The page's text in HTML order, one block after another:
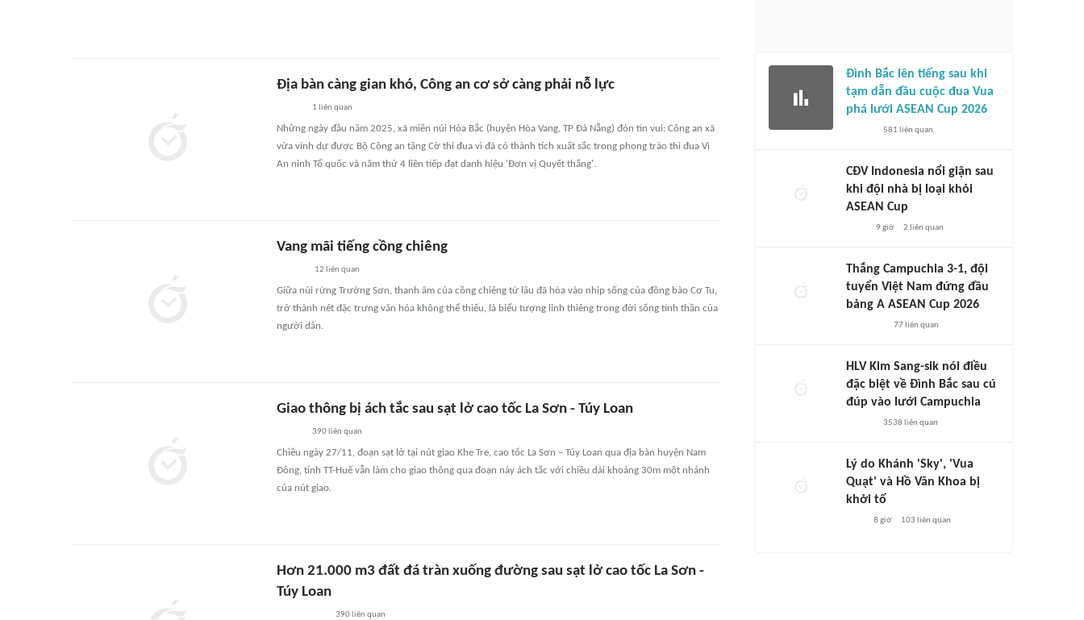
Địa bàn càng gian khó, Công an cơ sở càng phải nỗ lực
1 liên quan
Những ngày đầu năm 2025, xã miền núi Hòa Bắc (huyện Hòa Vang, TP Đà Nẵng) đón tin vui: Công an xã
vừa vinh dự được Bộ Công an tặng Cờ thi đua vì đã có thành tích xuất sắc trong phong trào thi đua Vì
An ninh Tổ quốc và năm thứ 4 liên tiếp đạt danh hiệu 'Đơn vị Quyết thắng'.
Vang mãi tiếng cồng chiêng
12 liên quan
Giữa núi rừng Trường Sơn, thanh âm của cồng chiêng từ lâu đã hòa vào nhịp sống của đồng bào Cơ Tu,
trở thành nét đặc trưng văn hóa không thể thiếu, là biểu tượng linh thiêng trong đời sống tinh thần của
người dân.
Giao thông bị ách tắc sau sạt lở cao tốc La Sơn - Túy Loan
390liên quan
Chiều ngày 27/11, đoạn sạt lở tại nút giao Khe Tre, cao tốc La Sơn – Túy Loan qua địa bàn huyện Nam
Đông, tỉnh TT-Huế vẫn làm cho giao thông qua đoạn này ách tắc với chiều dài khoảng 30m một nhánh
của nút giao.
Hơn 21.000 m3 đất đá tràn xuống đường sau sạt lở cao tốc La Sơn -
Túy Loan
390liên quan
Đình Bắc lên tiếng sau khi
tạm dẫn đầu cuộc đua Vua
phá lưới ASEAN Cup 2026
581 liên quan
CĐV Indonesia nổi giận sau
khi đội nhà bị loại khỏi
ASEAN Cup
9 giờ 2 liên quan
Thắng Campuchia 3-1, đội
tuyển Việt Nam đứng đầu
bảng A ASEAN Cup 2026
77liên quan
HLV Kim Sang-sik nói điều
đặc biệt về Đình Bắc sau cú
đúp vào lưới Campuchia
3538 liên quan
Lý do Khánh 'Sky', 'Vua
Quạt' và Hồ Văn Khoa bị
khởi tố
8 giờ 103 liên quan